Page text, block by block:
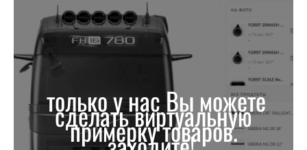
только у нас Вы можете
сделать виртуальную
примерку товаров.